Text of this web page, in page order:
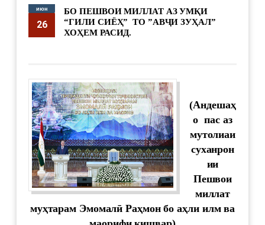
26
июн
БО ПЕШВОИ МИЛЛАТ АЗ УМҚИ
“ГИЛИ СИЁҲ” ТО ”АВҶИ ЗУҲАЛ”
ХОҲЕМ РАСИД.
(Андешаҳ
о пас аз
мутолиаи
суханрон
ии
Пешвои
миллат
муҳтарам Эмомалӣ Раҳмон бо аҳли илм ва